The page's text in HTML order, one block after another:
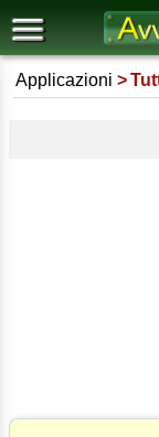
Applicazioni